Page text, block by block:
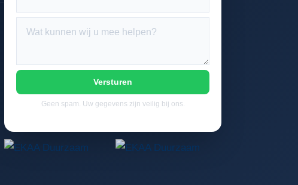
Versturen
Geen spam. Uw gegevens zijn veilig bij ons.